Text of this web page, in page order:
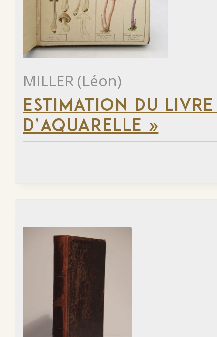
MILLER (Léon)
ESTIMATION DU
D’AQUARELLE »